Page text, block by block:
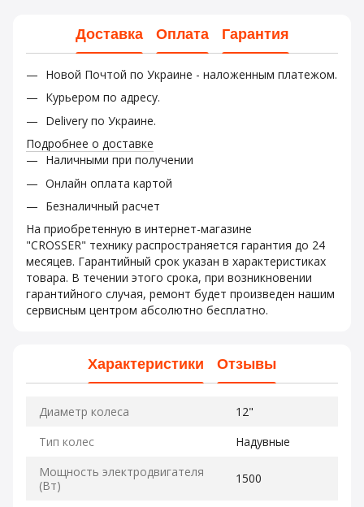
Доставка Оплата Гарантия
Новой Почтой по Украине - наложенным платежом.
Курьером по адресу.
Delivery по Украине.
Подробнее о доставке
Наличными при получении
Онлайн оплата картой
Безналичный расчет
На приобретенную в интернет-магазине
"CROSSER" технику распространяется гарантия до 24
месяцев. Гарантийный срок указан в характеристиках
товара. В течении этого срока, при возникновении
гарантийного случая, ремонт будет произведен нашим
сервисным центром абсолютно бесплатно.
Характеристики Отзывы
Диаметр колеса
12"
Тип колес
Надувные
Мощность электродвигателя
(Вт)
1500